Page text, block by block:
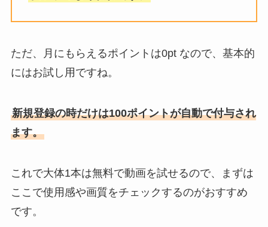
ただ、月にもらえるポイントは0pt なので、基本的
にはお試し用ですね。
新規登録の時だけは100ポイントが自動で付与され
ます。
これで大体1本は無料で動画を試せるので、まずは
ここで使用感や画質をチェックするのがおすすめ
です。